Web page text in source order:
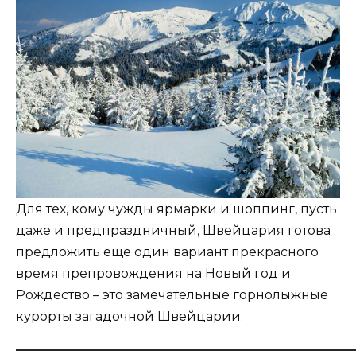
Для тех, кому чужды ярмарки и шоппинг, пусть
даже и предпраздничный, Швейцария готова
предложить еще один вариант прекрасного
время препровождения на Новый год и
Рождество – это замечательные горнолыжные
курорты загадочной Швейцарии.